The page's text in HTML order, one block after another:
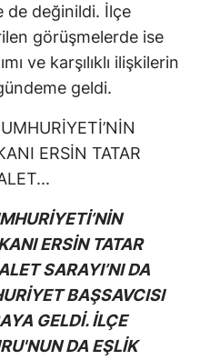
de değinildi. İlçe
görüşmelerde ise
ve karşılıklı ilişkilerin
geldi.
ERSİN TATAR
SARAYI’NI DA
BAŞSAVCISI
GELDİ. İLÇE
DA EŞLİK